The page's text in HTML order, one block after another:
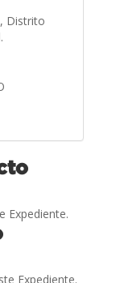
Distrito
Expediente.
Expediente.